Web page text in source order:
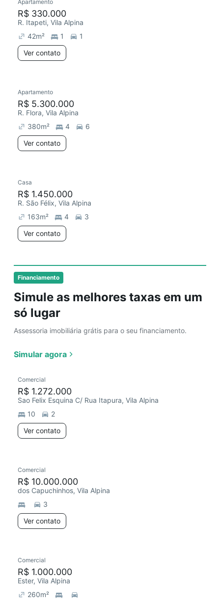
Financiamento
Simule as melhores taxas em um
só lugar
Assessoria imobiliária grátis para o seu financiamento.
Simular agora
Apartamento
R$ 330.000
R. Itapeti, Vila Alpina
42m² 1
1
Ver contato
Apartamento
R$ 5.300.000
R. Flora, Vila Alpina
380m² 4
6
Ver contato
Casa
R$ 1.450.000
R. São Félix, Vila Alpina
163m² 4
3
Ver contato
Comercial
R$ 1.272.000
Sao Felix Esquina C/ Rua Itapura, Vila Alpina
10
2
Ver contato
Comercial
R$ 10.000.000
dos Capuchinhos, Vila Alpina
3
Ver contato
Comercial
R$ 1.000.000
Ester, Vila Alpina
260m²